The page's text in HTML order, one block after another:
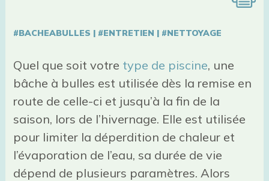
#BACHEABULLES | #ENTRETIEN | #NETTOYAGE
Quel que soit votre type de piscine, une
bâche à bulles est utilisée dès la remise en
route de celle-ci et jusqu’à la fin de la
saison, lors de l’hivernage. Elle est utilisée
pour limiter la déperdition de chaleur et
l’évaporation de l’eau, sa durée de vie
dépend de plusieurs paramètres. Alors